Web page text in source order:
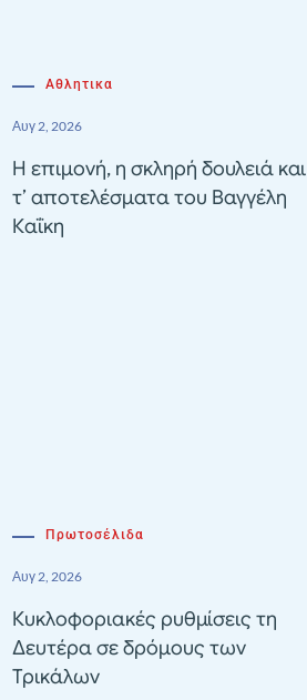
Αθλητικα
Αυγ 2, 2026
Η επιμονή, η σκληρή δουλειά και
τ’ αποτελέσματα του Βαγγέλη
Καΐκη
Πρωτοσέλιδα
Αυγ 2, 2026
Κυκλοφοριακές ρυθμίσεις τη
Δευτέρα σε δρόμους των
Τρικάλων